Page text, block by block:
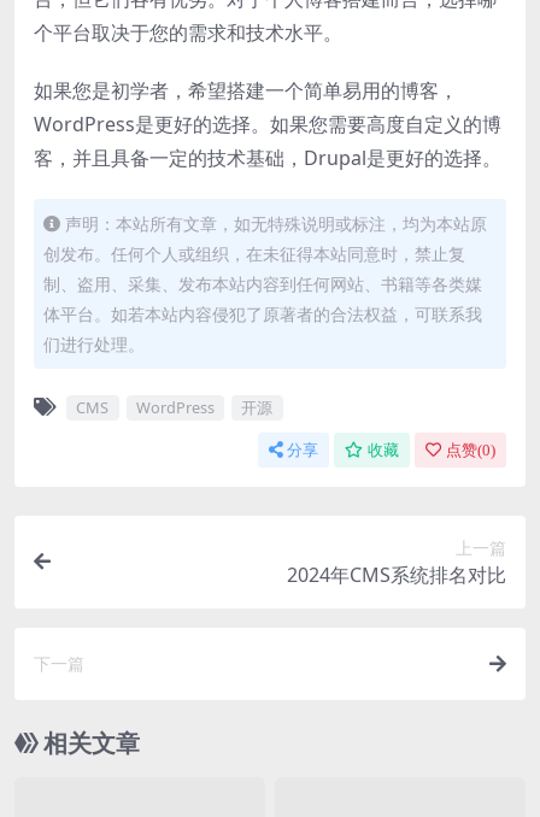
个平台取决于您的需求和技术水平。
如果您是初学者，希望搭建一个简单易用的博客，
WordPress是更好的选择。如果您需要高度自定义的博
客，并且具备一定的技术基础，Drupal是更好的选择。
声明：本站所有文章，如无特殊说明或标注，均为本站原
创发布。任何个人或组织，在未征得本站同意时，禁止复
制、盗用、采集、发布本站内容到任何网站、书籍等各类媒
体平台。如若本站内容侵犯了原著者的合法权益，可联系我
们进行处理。
CMS WordPress 开源
分享 收藏 点赞(0)
上一篇
2024年CMS系统排名对比
下一篇
相关文章